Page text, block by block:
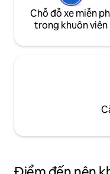
Chỗ đỗ xe miễn
trong khuôn viên